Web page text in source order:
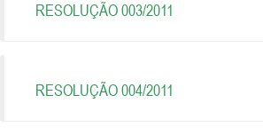
RESOLUÇÃO 003/2011
RESOLUÇÃO 004/2011